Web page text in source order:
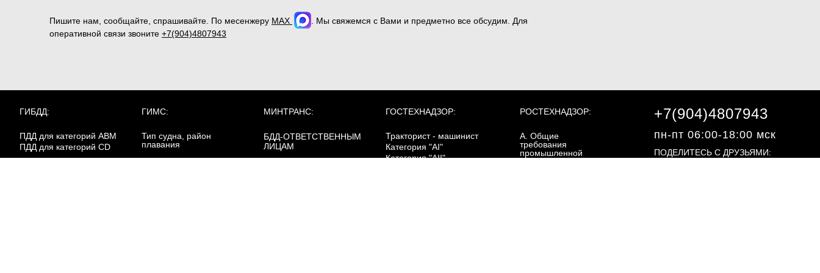
Пишите нам, сообщайте, спрашивайте. По месенжеру MAX
. Мы свяжемся с Вами и предметно все обсудим. Для
оперативной связи звоните +7(904)4807943
ГИБДД:
ПДД для категорий ABM
ПДД для категорий CD
ГИМС:
Тип судна, район
плавания
МИНТРАНС:
БДД-ОТВЕТСТВЕННЫМ
ЛИЦАМ
ГОСТЕХНАДЗОР:
Тракторист - машинист
Категория "AI"
Категория "AII"
РОСТЕХНАДЗОР:
А. Общие
требования
промышленной
+7(904)4807943
пн-пт 06:00-18:00 мск
ПОДЕЛИТЕСЬ С ДРУЗЬЯМИ: